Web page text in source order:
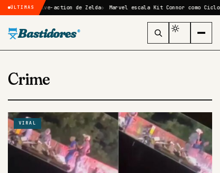
ÚLTIMAS
filme live-action de Zelda Marvel escala Kit Connor como Ciclope no
Bastidores ®
Crime
VIRAL